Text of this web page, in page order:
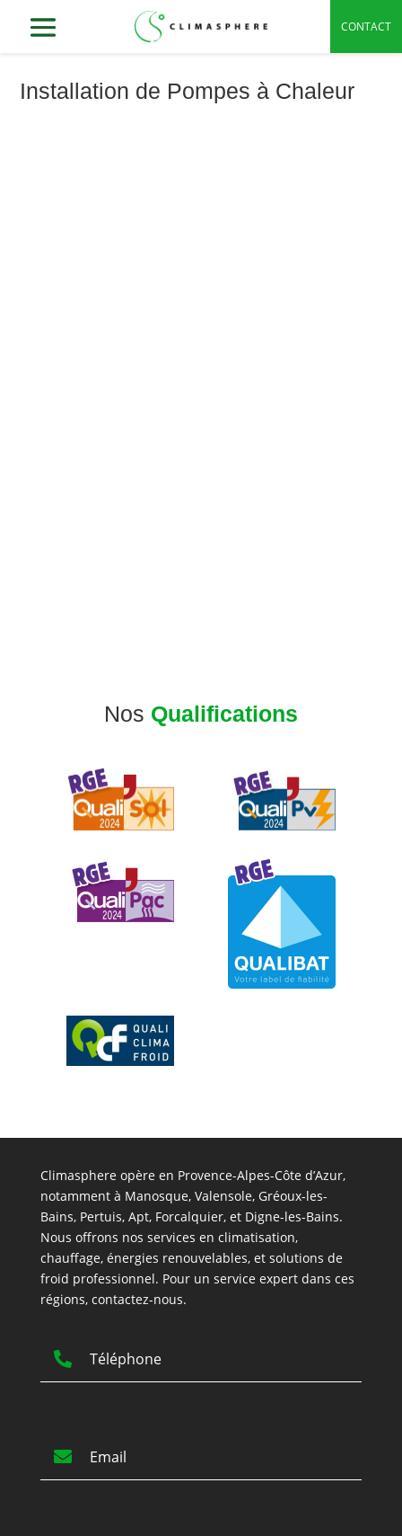
CONTACT
Installation de Pompes à Chaleur
Nos Qualifications
Climasphere opère en Provence-Alpes-Côte d’Azur,
notamment à Manosque, Valensole, Gréoux-les-
Bains, Pertuis, Apt, Forcalquier, et Digne-les-Bains.
Nous offrons nos services en climatisation,
chauffage, énergies renouvelables, et solutions de
froid professionnel. Pour un service expert dans ces
régions, contactez-nous.
 Téléphone
 Email